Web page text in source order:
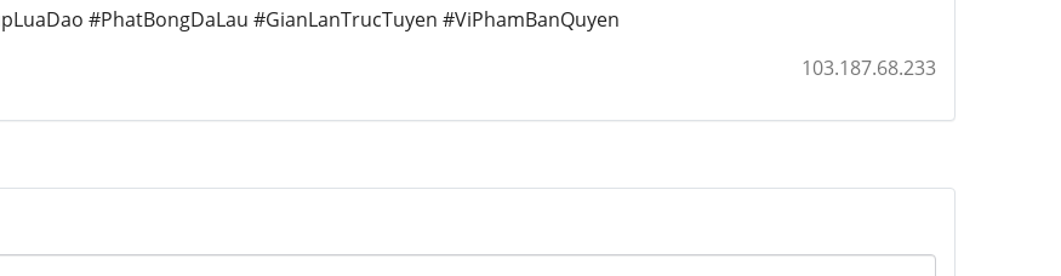
#PhatBongDaLau #GianLanTrucTuyen #ViPhamBanQuyen
103.187.68.233